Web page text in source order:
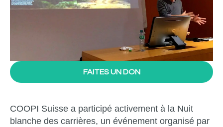
FAITES UN DON
COOPI Suisse a participé activement à la Nuit
blanche des carrières, un événement organisé par